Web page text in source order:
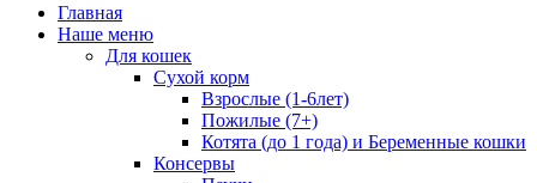
Главная
Наше меню
Для кошек
Сухой корм
Взрослые (1-6лет)
Пожилые (7+)
Котята (до 1 года) и Беременные кошки
Консервы